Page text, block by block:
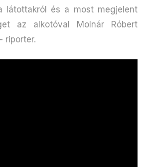
látottakról és a most megjelent
az alkotóval Molnár Róbert
riporter.